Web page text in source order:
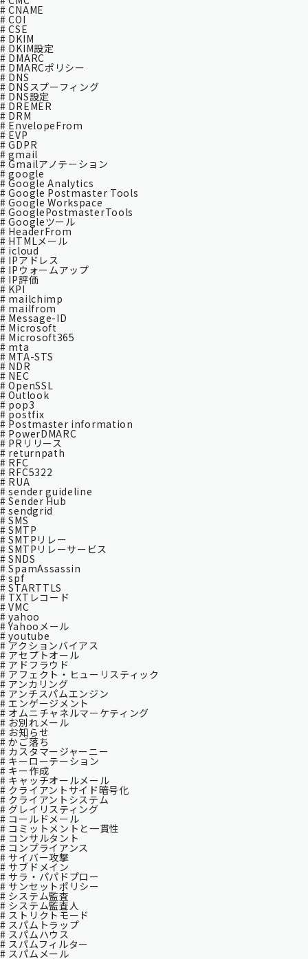
# CNAME
# COI
# CSE
# DKIM
# DKIM設定
# DMARC
# DMARCポリシー
# DNS
# DNSスプーフィング
# DNS設定
# DREMER
# DRM
# EnvelopeFrom
# EVP
# GDPR
# gmail
# Gmailアノテーション
# google
# Google Analytics
# Google Postmaster Tools
# Google Workspace
# GooglePostmasterTools
# Googleツール
# HeaderFrom
# HTMLメール
# icloud
# IPアドレス
# IPウォームアップ
# IP評価
# KPI
# mailchimp
# mailfrom
# Message-ID
# Microsoft
# Microsoft365
# mta
# MTA-STS
# NDR
# NEC
# OpenSSL
# Outlook
# pop3
# postfix
# Postmaster information
# PowerDMARC
# PRリリース
# returnpath
# RFC
# RFC5322
# RUA
# sender guideline
# Sender Hub
# sendgrid
# SMS
# SMTP
# SMTPリレー
# SMTPリレーサービス
# SNDS
# SpamAssassin
# spf
# STARTTLS
# TXTレコード
# VMC
# yahoo
# Yahooメール
# youtube
# アクションバイアス
# アセプトオール
# アドフラウド
# アフェクト・ヒューリスティック
# アンカリング
# アンチスパムエンジン
# エンゲージメント
# オムニチャネルマーケティング
# お別れメール
# お知らせ
# かご落ち
# カスタマージャーニー
# キーローテーション
# キー作成
# キャッチオールメール
# クライアントサイド暗号化
# クライアントシステム
# グレイリスティング
# コールドメール
# コミットメントと一貫性
# コンサルタント
# コンプライアンス
# サイバー攻撃
# サブドメイン
# サラ・パパドプロー
# サンセットポリシー
# システム監査
# システム監査⼈
# ストリクトモード
# スパムトラップ
# スパムハウス
# スパムフィルター
# スパムメール